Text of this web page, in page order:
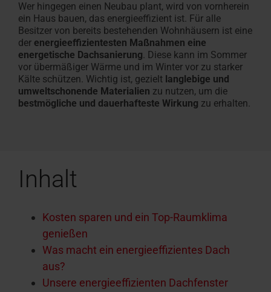
Wer hingegen einen Neubau plant, wird von vornherein
ein Haus bauen, das energieeffizient ist. Für alle
Besitzer von bereits bestehenden Wohnhäusern ist eine
der energieeffizientesten Maßnahmen eine
energetische Dachsanierung. Diese kann im Sommer
vor übermäßiger Wärme und im Winter vor zu starker
Kälte schützen. Wichtig ist, gezielt langlebige und
umweltschonende Materialien zu nutzen, um die
bestmögliche und dauerhafteste Wirkung zu erhalten.
Inhalt
Kosten sparen und ein Top-Raumklima
genießen
Was macht ein energieeffizientes Dach
aus?
Unsere energieeffizienten Dachfenster